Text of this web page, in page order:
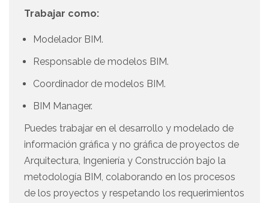
Trabajar como:
Modelador BIM.
Responsable de modelos BIM.
Coordinador de modelos BIM.
BIM Manager.
Puedes trabajar en el desarrollo y modelado de
información gráfica y no gráfica de proyectos de
Arquitectura, Ingeniería y Construcción bajo la
metodología BIM, colaborando en los procesos
de los proyectos y respetando los requerimientos